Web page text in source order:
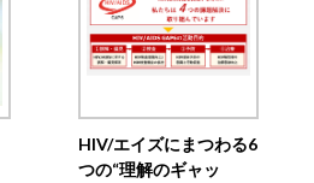
HIV/エイズにまつわる6
つの“理解のギャッ